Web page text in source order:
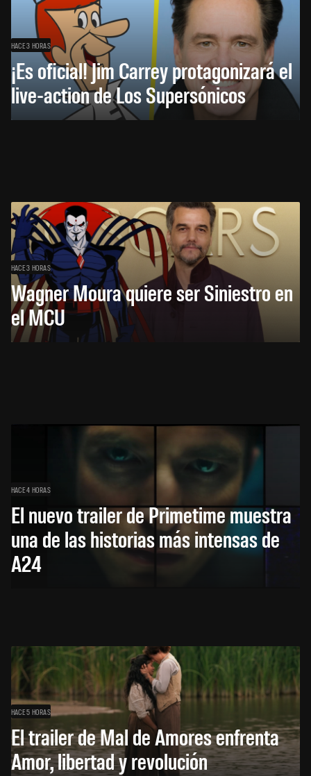
HACE 3 HORAS
¡Es oficial! Jim Carrey protagonizará el
live-action de Los Supersónicos
HACE 3 HORAS
Wagner Moura quiere ser Siniestro en
el MCU
HACE 4 HORAS
El nuevo trailer de Primetime muestra
una de las historias más intensas de
A24
HACE 5 HORAS
El trailer de Mal de Amores enfrenta
Amor, libertad y revolución